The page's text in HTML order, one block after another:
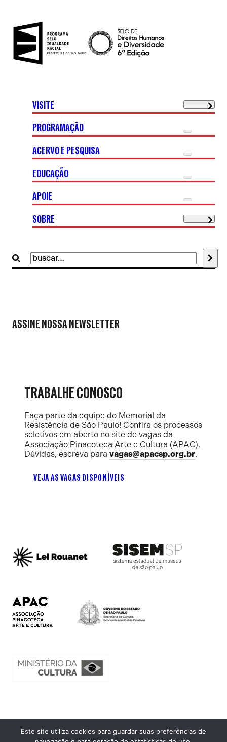
Buscar
por:
VISITE
PROGRAMAÇÃO
ACERVO E PESQUISA
EDUCAÇÃO
APOIE
SOBRE
ASSINE NOSSA NEWSLETTER
TRABALHE CONOSCO
Faça parte da equipe do Memorial da
Resistência de São Paulo! Confira os processos
seletivos em aberto no site de vagas da
Associação Pinacoteca Arte e Cultura (APAC).
Dúvidas, escreva para vagas@apacsp.org.br.
VEJA AS VAGAS DISPONÍVEIS
Ouvidoria
Este site utiliza cookies para guardar suas preferências de